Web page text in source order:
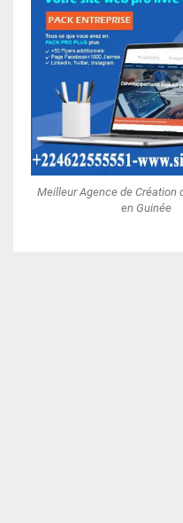
Meilleur Agence de Création
en Guinée